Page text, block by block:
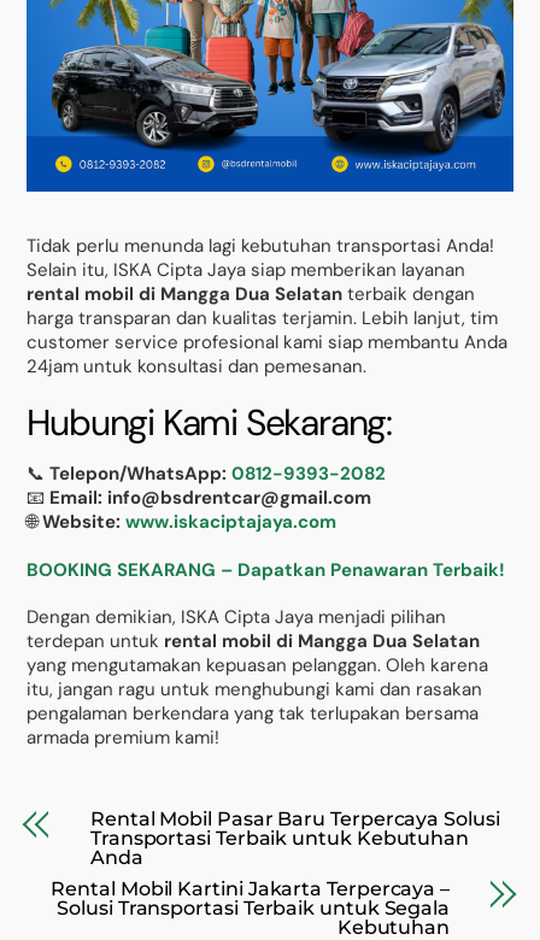
Tidak perlu menunda lagi kebutuhan transportasi Anda!
Selain itu, ISKA Cipta Jaya siap memberikan layanan
rental mobil di Mangga Dua Selatan terbaik dengan
harga transparan dan kualitas terjamin. Lebih lanjut, tim
customer service profesional kami siap membantu Anda
24jam untuk konsultasi dan pemesanan.
Hubungi Kami Sekarang:
📞Telepon/WhatsApp: 0812-9393-2082
📧 Email: info@bsdrentcar@gmail.com
🌐Website:www.iskaciptajaya.com
BOOKING SEKARANG – Dapatkan Penawaran Terbaik!
Dengan demikian, ISKA Cipta Jaya menjadi pilihan
terdepan untuk rental mobil di Mangga Dua Selatan
yang mengutamakan kepuasan pelanggan. Oleh karena
itu, jangan ragu untuk menghubungi kami dan rasakan
pengalaman berkendara yang tak terlupakan bersama
armada premium kami!
Rental Mobil Pasar Baru Terpercaya Solusi
Transportasi Terbaik untuk Kebutuhan
Anda
Rental Mobil Kartini Jakarta Terpercaya –
Solusi Transportasi Terbaik untuk Segala
Kebutuhan